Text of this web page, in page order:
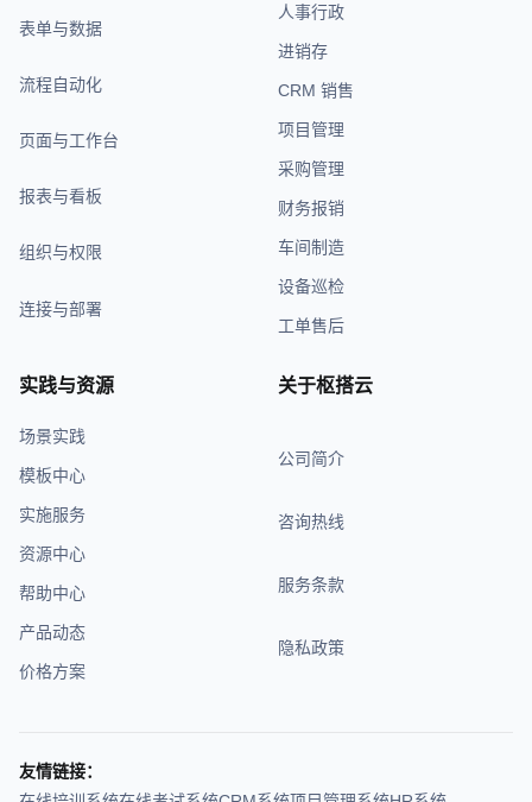
表单与数据
流程自动化
页面与工作台
报表与看板
组织与权限
连接与部署
人事行政
进销存
CRM 销售
项目管理
采购管理
财务报销
车间制造
设备巡检
工单售后
实践与资源
场景实践
模板中心
实施服务
资源中心
帮助中心
产品动态
价格方案
关于枢搭云
公司简介
咨询热线
服务条款
隐私政策
友情链接：